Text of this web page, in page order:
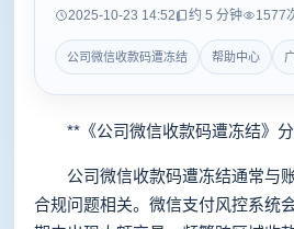
2025-10-23 14:52 约 5 分钟 1577
公司微信收款码遭冻结 帮助中心
**《公司微信收款码遭冻结》分
公司微信收款码遭冻结通常与
合规问题相关。微信支付风控系统